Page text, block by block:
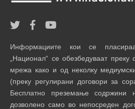
Информациите кои се
„Национал“ се обезбедуваат преку
мрежа како и од неколку
(преку регулирани договори за
Бесплатно преземање содржини
дозволено само во непосреден